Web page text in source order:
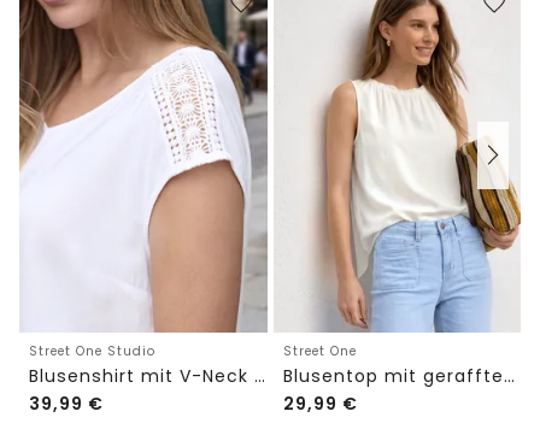
Street One Studio
Blusenshirt mit V-Neck und Spitze
39,99 €
Street One
Blusentop mit gerafftem Rundhals
29,99 €